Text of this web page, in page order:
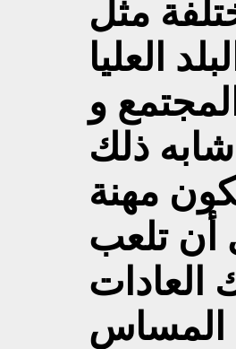
مثل
العليا
و
مهنة
أن تلعب
العادات
المساس